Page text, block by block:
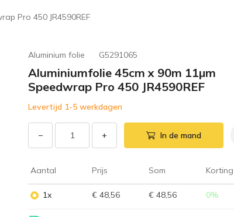
Pro 450 JR4590REF
Aluminium folie G5291065
Aluminiumfolie 45cm x 90m 11µm
Speedwrap Pro 450 JR4590REF
Levertijd 1-5 werkdagen
− + In de mand
Aantal Prijs Som Korting
1x € 48,56 € 48,56 0%